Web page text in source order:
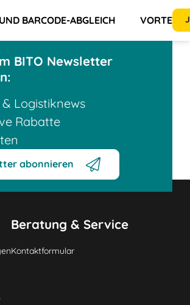
BARCODE-ABGLEICH VORTEILE
BITO Newsletter
Logistiknews
Rabatte
abonnieren
Beratung & Service
Kontaktformular